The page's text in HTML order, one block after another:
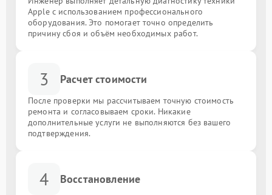
Apple с использованием профессионального
оборудования. Это помогает точно определить
причину сбоя и объём необходимых работ.
3 Расчет стоимости
После проверки мы рассчитываем точную стоимость
ремонта и согласовываем сроки. Никакие
дополнительные услуги не выполняются без вашего
подтверждения.
4 Восстановление